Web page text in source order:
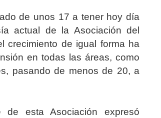
de unos 17 a tener hoy día
actual de la Asociación del
crecimiento de igual forma ha
en todas las áreas, como
pasando de menos de 20, a
esta Asociación expresó